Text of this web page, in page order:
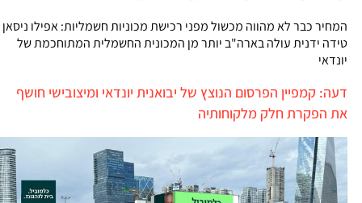
המחיר כבר לא מהווה מכשול מפני רכישת מכוניות חשמליות: אפילו ניסאן
טידה ידנית עולה בארה"ב יותר מן המכונית החשמלית המתוחכמת של
יונדאי
דעה: קמפיין הפרסום הנוצץ של יבואנית יונדאי ומיצובישי חושף
את הפקרת חלק מלקוחותיה